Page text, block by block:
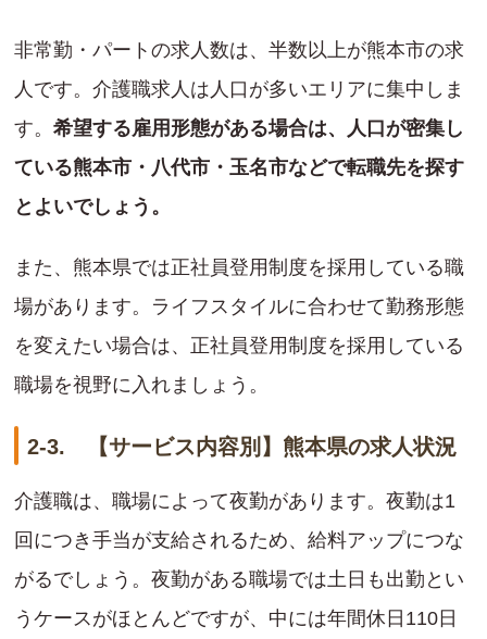
非常勤・パートの求人数は、半数以上が熊本市の求
人です。介護職求人は人口が多いエリアに集中しま
す。 希望する雇用形態がある場合は、人口が密集し
ている熊本市・八代市・玉名市などで転職先を探す
とよいでしょう。
また、熊本県では正社員登用制度を採用している職
場があります。ライフスタイルに合わせて勤務形態
を変えたい場合は、正社員登用制度を採用している
職場を視野に入れましょう。
2-3. 【サービス内容別】熊本県の求人状況
介護職は、職場によって夜勤があります。夜勤は1
回につき手当が支給されるため、給料アップにつな
がるでしょう。夜勤がある職場では土日も出勤とい
うケースがほとんどですが、中には年間休日110日